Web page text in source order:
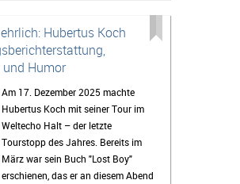
– hört gerne mal rein!)
Hubertus Koch
Humor
Am 17. Dezember 2025 machte
Hubertus Koch mit seiner Tour im
Weltecho Halt – der letzte
Tourstopp des Jahres. Bereits im
März war sein Buch "Lost Boy"
erschienen, das er an diesem Abend